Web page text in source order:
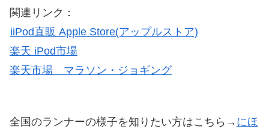
関連リンク：
iiPod直販 Apple Store(アップルストア)
楽天 iPod市場
楽天市場 マラソン・ジョギング
全国のランナーの様子を知りたい方はこちら→ にほ